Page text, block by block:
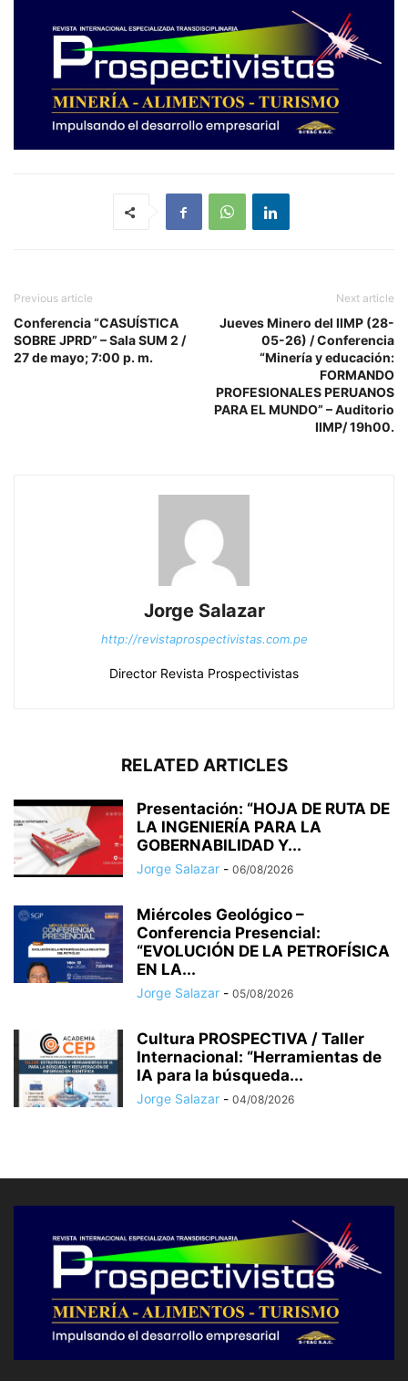
Previous article
Conferencia “CASUÍSTICA
SOBRE JPRD” – Sala SUM 2 /
27 de mayo; 7:00 p. m.
Next article
Jueves Minero del IIMP (28-
05-26) / Conferencia
“Minería y educación:
FORMANDO
PROFESIONALES PERUANOS
PARA EL MUNDO” – Auditorio
IIMP/ 19h00.
Jorge Salazar
http://revistaprospectivistas.com.pe
Director Revista Prospectivistas
RELATED ARTICLES
Presentación: “HOJA DE RUTA DE
LA INGENIERÍA PARA LA
GOBERNABILIDAD Y...
Jorge Salazar - 06/08/2026
Miércoles Geológico –
Conferencia Presencial:
“EVOLUCIÓN DE LA PETROFÍSICA
EN LA...
Jorge Salazar - 05/08/2026
Cultura PROSPECTIVA / Taller
Internacional: “Herramientas de
IA para la búsqueda...
Jorge Salazar - 04/08/2026